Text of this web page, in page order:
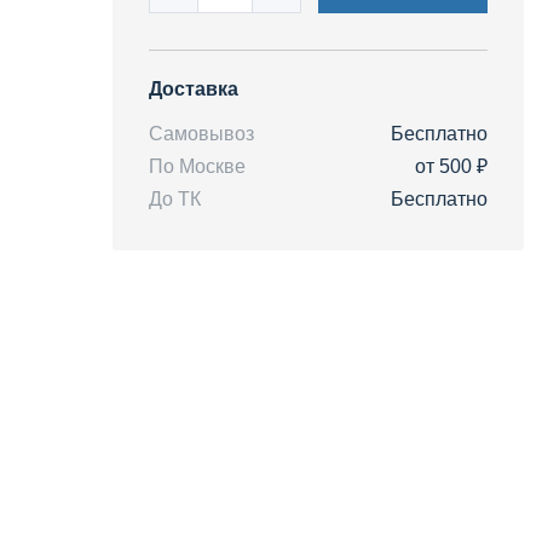
Доставка
Самовывоз
Бесплатно
По Москве
от 500 ₽
До ТК
Бесплатно